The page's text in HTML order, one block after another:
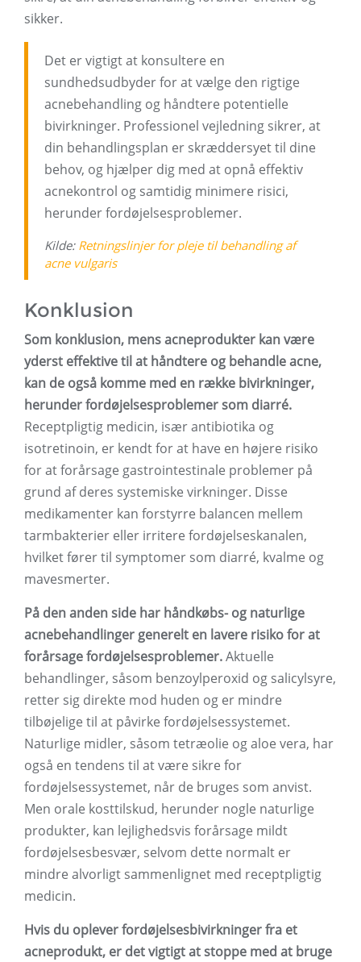
sikker.
Det er vigtigt at konsultere en
sundhedsudbyder for at vælge den rigtige
acnebehandling og håndtere potentielle
bivirkninger. Professionel vejledning sikrer, at
din behandlingsplan er skræddersyet til dine
behov, og hjælper dig med at opnå effektiv
acnekontrol og samtidig minimere risici,
herunder fordøjelsesproblemer.
Kilde: Retningslinjer for pleje til behandling af
acne vulgaris
Konklusion
Som konklusion, mens acneprodukter kan være
yderst effektive til at håndtere og behandle acne,
kan de også komme med en række bivirkninger,
herunder fordøjelsesproblemer som diarré.
Receptpligtig medicin, især antibiotika og
isotretinoin, er kendt for at have en højere risiko
for at forårsage gastrointestinale problemer på
grund af deres systemiske virkninger. Disse
medikamenter kan forstyrre balancen mellem
tarmbakterier eller irritere fordøjelseskanalen,
hvilket fører til symptomer som diarré, kvalme og
mavesmerter.
På den anden side har håndkøbs- og naturlige
acnebehandlinger generelt en lavere risiko for at
forårsage fordøjelsesproblemer.Aktuelle
behandlinger, såsom benzoylperoxid og salicylsyre,
retter sig direkte mod huden og er mindre
tilbøjelige til at påvirke fordøjelsessystemet.
Naturlige midler, såsom tetræolie og aloe vera, har
også en tendens til at være sikre for
fordøjelsessystemet, når de bruges som anvist.
Men orale kosttilskud, herunder nogle naturlige
produkter, kan lejlighedsvis forårsage mildt
fordøjelsesbesvær, selvom dette normalt er
mindre alvorligt sammenlignet med receptpligtig
medicin.
Hvis du oplever fordøjelsesbivirkninger fra et
acneprodukt, er det vigtigt at stoppe med at bruge